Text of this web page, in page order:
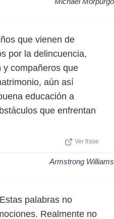
que vienen de
por la delincuencia,
y compañeros que
aún así
educación a
que enfrentan
Ver frase
Armstrong Williams
palabras no
Realmente no